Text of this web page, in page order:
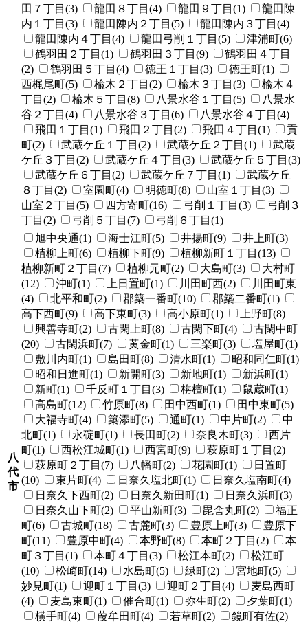
田７丁目(3)
龍田８丁目(4) 龍田９丁目(1)
龍田陳
内１丁目(3)
龍田陳内２丁目(5)
龍田陳内３丁目(4)
龍田陳内４丁目(4)
龍田弓削１丁目(5)
津浦町(6)
鶴羽田２丁目(1)
鶴羽田３丁目(9)
鶴羽田４丁目
(2)
鶴羽田５丁目(4) 徳王１丁目(3)
徳王町(1)
西梶尾町(5)
楡木２丁目(2) 楡木３丁目(3)
楡木４
丁目(2)
楡木５丁目(8) 八景水谷１丁目(5)
八景水
谷２丁目(4)
八景水谷３丁目(6)
八景水谷４丁目(4)
飛田１丁目(1)
飛田２丁目(2) 飛田４丁目(1)
貢
町(2)
武蔵ケ丘１丁目(2) 武蔵ケ丘２丁目(1)
武蔵
ケ丘３丁目(2)
武蔵ケ丘４丁目(3)
武蔵ケ丘５丁目(3)
武蔵ケ丘６丁目(2)
武蔵ケ丘７丁目(1)
武蔵ケ丘
８丁目(2)
室園町(4) 明徳町(8)
山室１丁目(3)
山室２丁目(5)
四方寄町(16) 弓削１丁目(3)
弓削３
丁目(2)
弓削５丁目(7) 弓削６丁目(1)
八
代
市
旭中央通(1) 海士江町(5) 井揚町(9)
井上町(3)
植柳上町(6)
植柳下町(9)
植柳新町１丁目(13)
植柳新町２丁目(7)
植柳元町(2) 大島町(3)
大村町
(12)
沖町(1) 上日置町(1) 川田町西(2)
川田町東
(4)
北平和町(2) 郡築一番町(10)
郡築二番町(1)
高下西町(9)
高下東町(3) 高小原町(1)
上野町(8)
興善寺町(2)
古閑上町(8) 古閑下町(4)
古閑中町
(20)
古閑浜町(7) 黄金町(1) 三楽町(3)
塩屋町(1)
敷川内町(1)
島田町(8) 清水町(1)
昭和同仁町(1)
昭和日進町(1)
新開町(3) 新地町(1)
新浜町(1)
新町(1)
千反町１丁目(3) 栴檀町(1)
鼠蔵町(1)
高島町(12)
竹原町(8) 田中西町(1)
田中東町(5)
大福寺町(4)
築添町(5) 通町(1) 中片町(2)
中
北町(1)
永碇町(1) 長田町(2) 奈良木町(3)
西片
町(1)
西松江城町(1) 西宮町(9)
萩原町１丁目(2)
萩原町２丁目(7)
八幡町(2) 花園町(1)
日置町
(10)
東片町(4) 日奈久塩北町(1)
日奈久塩南町(4)
日奈久下西町(2)
日奈久新田町(1)
日奈久浜町(3)
日奈久山下町(2)
平山新町(3) 毘舎丸町(2)
福正
町(6)
古城町(18) 古麓町(3) 豊原上町(3)
豊原下
町(11)
豊原中町(4) 本野町(8) 本町２丁目(2)
本
町３丁目(1)
本町４丁目(3) 松江本町(2)
松江町
(10)
松崎町(14) 水島町(5) 緑町(2)
宮地町(5)
妙見町(1)
迎町１丁目(3) 迎町２丁目(4)
麦島西町
(4)
麦島東町(1) 催合町(1) 弥生町(2)
夕葉町(1)
横手町(4)
葭牟田町(4) 若草町(2)
鏡町有佐(2)